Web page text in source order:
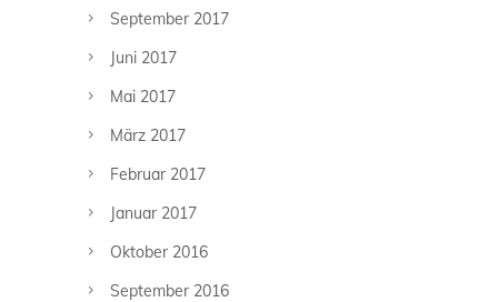
September 2017
Juni 2017
Mai 2017
März 2017
Februar 2017
Januar 2017
Oktober 2016
September 2016